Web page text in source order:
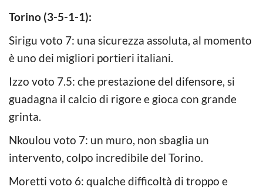
Torino (3-5-1-1):
Sirigu voto 7: una sicurezza assoluta, al momento
è uno dei migliori portieri italiani.
Izzo voto 7.5: che prestazione del difensore, si
guadagna il calcio di rigore e gioca con grande
grinta.
Nkoulou voto 7: un muro, non sbaglia un
intervento, colpo incredibile del Torino.
Moretti voto 6: qualche difficoltà di troppo e